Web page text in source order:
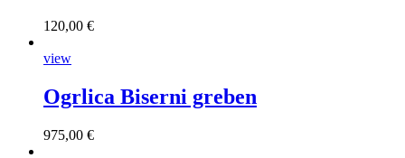
120,00 €
view
Ogrlica Biserni greben
975,00 €